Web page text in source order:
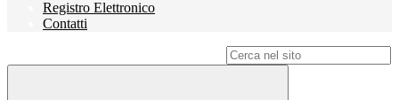
Registro Elettronico
Contatti